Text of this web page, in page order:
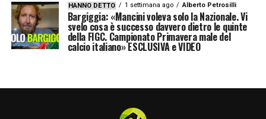
HANNO DETTO 1 settimana ago Alberto Petrosilli
Bargiggia: «Mancini voleva solo la Nazionale. Vi
svelo cosa è successo davvero dietro le quinte
della FIGC. Campionato Primavera male del
calcio italiano» ESCLUSIVA e VIDEO